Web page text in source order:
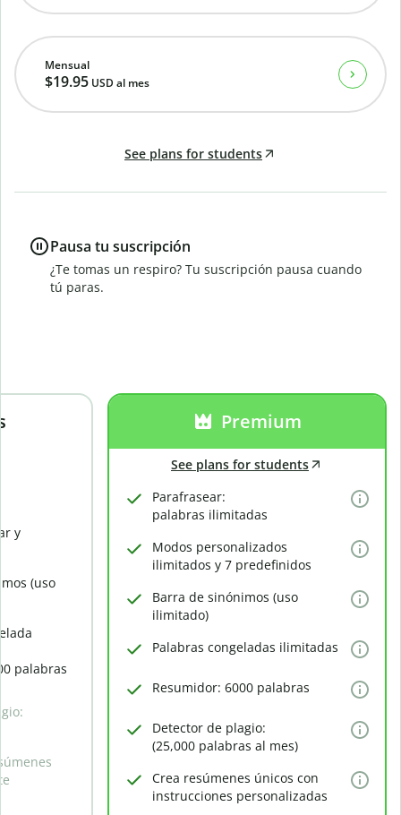
y
(uso
palabras
Premium
See plans for students
Parafrasear:
palabras ilimitadas
Modos personalizados
ilimitados y 7 predefinidos
Barra de sinónimos (uso
ilimitado)
Palabras congeladas ilimitadas
Resumidor: 6000 palabras
Detector de plagio:
(25,000 palabras al mes)
Crea resúmenes únicos con
instrucciones personalizadas
Mensual
$19.95 USD al mes
See plans for students
Pausa tu suscripción
¿Te tomas un respiro? Tu suscripción pausa cuando
tú paras.